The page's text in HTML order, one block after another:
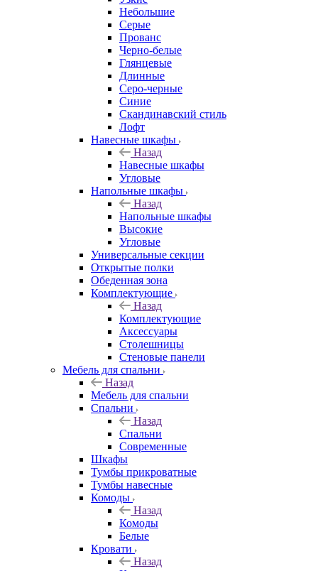
Небольшие
Серые
Прованс
Черно-белые
Глянцевые
Длинные
Серо-черные
Синие
Скандинавский стиль
Лофт
Навесные шкафы
Назад
Навесные шкафы
Угловые
Напольные шкафы
Назад
Напольные шкафы
Высокие
Угловые
Универсальные секции
Открытые полки
Обеденная зона
Комплектующие
Назад
Комплектующие
Аксессуары
Столешницы
Стеновые панели
Мебель для спальни
Назад
Мебель для спальни
Спальни
Назад
Спальни
Современные
Шкафы
Тумбы прикроватные
Тумбы навесные
Комоды
Назад
Комоды
Белые
Кровати
Назад